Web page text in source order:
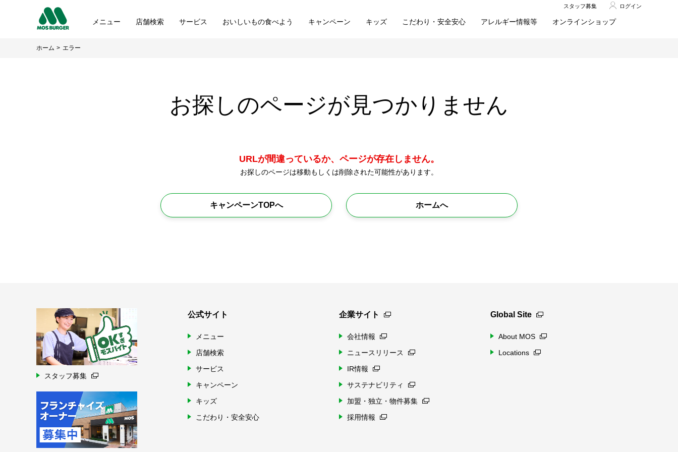
メニュー 店舗検索 サービス おいしいもの食べよう キャンペーン キッズ こだわり・安全安心 アレルギー情報等 オンラインショップ
スタッフ募集 ログイン
ホーム エラー
お探しのページが見つかりません
URLが間違っているか、ページが存在しません。
お探しのページは移動もしくは削除された可能性があります。
キャンペーンTOPへ ホームへ
スタッフ募集
公式サイト
メニュー
店舗検索
サービス
キャンペーン
キッズ
こだわり・安全安心
企業サイト
会社情報
ニュースリリース
IR情報
サステナビリティ
加盟・独立・物件募集
採用情報
Global Site
About MOS
Locations